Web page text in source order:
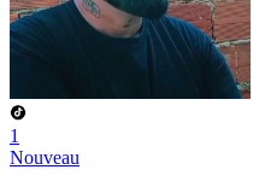
1
Nouveau